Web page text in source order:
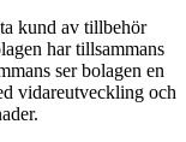
kund av tillbehör
har tillsammans
ser bolagen en
vidareutveckling och